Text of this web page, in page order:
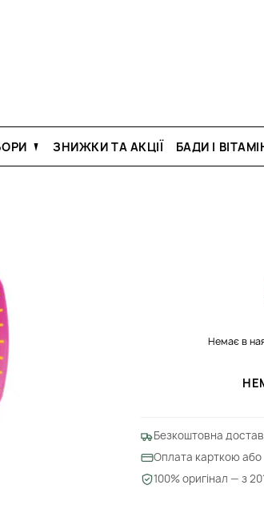
ЗНИЖКИ ТА АКЦІЇ БАДИ І
Немає в
Безкоштовна
Оплата карткою або
100% оригінал — з